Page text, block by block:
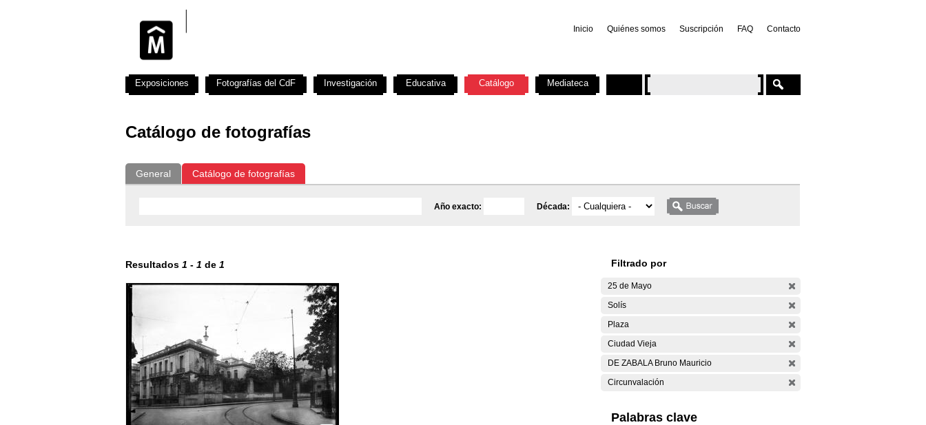
Inicio Quiénes somos Suscripción FAQ Contacto
Catálogo de fotografías
General Catálogo de fotografías
Año exacto: Década:
Resultados 1 - 1 de 1 Filtrado por
25 de Mayo
Solís
Plaza
Ciudad Vieja
DE ZABALA Bruno Mauricio
Circunvalación
Palabras clave
Exposiciones Fotografías del CdF Investigación Educativa Catálogo Mediateca